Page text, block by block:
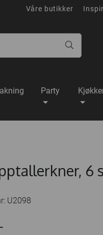
Våre butikker
Party
6
U2098